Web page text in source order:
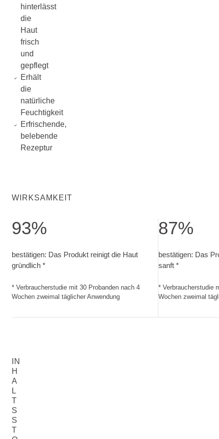
hinterlässt
die
Haut
frisch
und
gepflegt
Erhält
die
natürliche
Feuchtigkeit
Erfrischende,
belebende
Rezeptur
WIRKSAMKEIT
93%
bestätigen: Das Produkt reinigt die Haut
gründlich *
* Verbraucherstudie mit 30 Probanden nach 4
Wochen zweimal täglicher Anwendung
87%
bestätigen: Das
sanft *
* Verbraucherstudie
Wochen zweimal
IN
H
A
L
T
S
S
T